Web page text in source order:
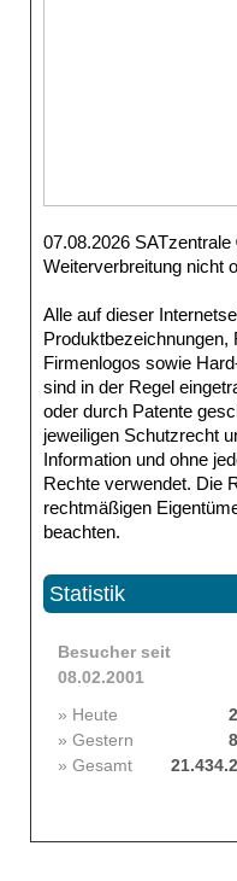
07.08.2026
Weiterverbreitung nicht
Alle auf dieser
Produktbezeichnungen,
Firmenlogos sowie
sind in der Regel
oder durch Patente
jeweiligen Schutzrecht
Information und ohne
Rechte verwendet. Die
rechtmäßigen
beachten.
Statistik
Besucher seit
08.02.2001
» Heute
» Gestern
» Gesamt